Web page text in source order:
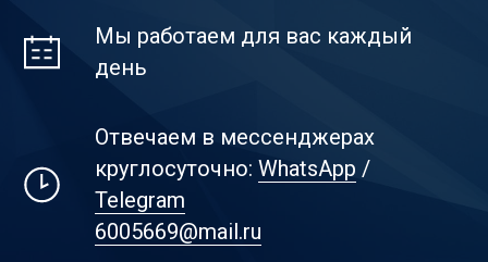
Мы работаем для вас каждый
день
Отвечаем в мессенджерах
круглосуточно:WhatsApp /
Telegram
6005669@mail.ru